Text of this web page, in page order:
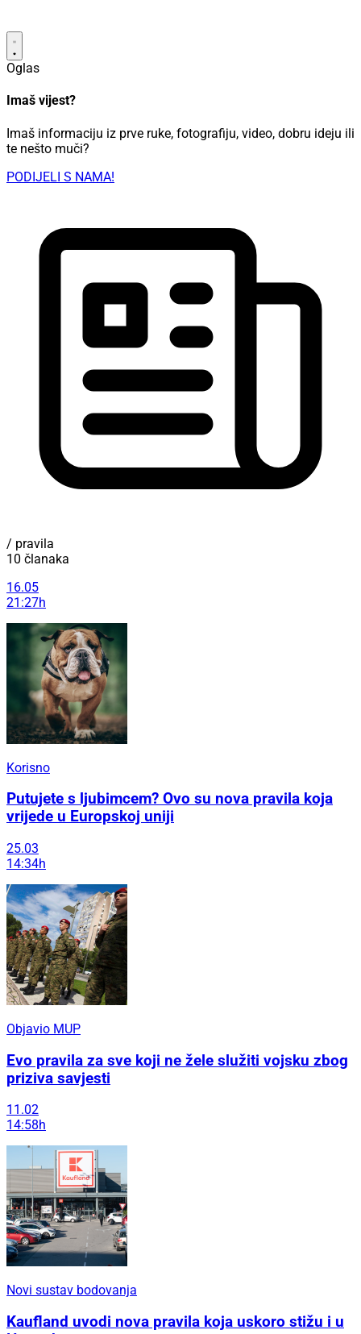
Oglas
Imaš vijest?
Imaš informaciju iz prve ruke, fotografiju, video, dobru ideju ili
te nešto muči?
PODIJELI S NAMA!
/ pravila
10 članaka
16.05
21:27h
Korisno
Putujete s ljubimcem? Ovo su nova pravila koja
vrijede u Europskoj uniji
25.03
14:34h
Objavio MUP
Evo pravila za sve koji ne žele služiti vojsku zbog
priziva savjesti
11.02
14:58h
Novi sustav bodovanja
Kaufland uvodi nova pravila koja uskoro stižu i u